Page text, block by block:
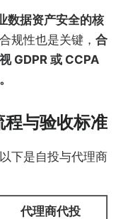
数据资产安全的核
合规性也是关键， 合
GDPR 或 CCPA
与验收标准
下是自投与代理商
代理商代投